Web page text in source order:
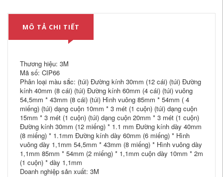
MÔ TẢ CHI TIẾT
Thương hiệu: 3M
Mã số: CIP66
Phân loại màu sắc: (túi) Đường kính 30mm (12 cái) (túi) Đường
kính 40mm (8 cái) (túi) Đường kính 60mm (4 cái) (túi) vuông
54,5mm * 43mm (8 cái) (túi) Hình vuông 85mm * 54mm ( 4
miếng) (túi) dạng cuộn 10mm * 3 mét (1 cuộn) (túi) dạng cuộn
15mm * 3 mét (1 cuộn) (túi) dạng cuộn 20mm * 3 mét (1 cuộn)
Đường kính 30mm (12 miếng) * 1.1 mm Đường kính dày 40mm
(8 miếng) * 1.1mm Đường kính dày 60mm (6 miếng) * Hình
vuông dày 1,1mm 54,5mm * 43mm (8 miếng) * Hình vuông dày
1,1mm 85mm * 54mm (2 miếng) * 1,1mm cuộn dày 10mm * 2m
(1 cuộn) * dày 1,1mm
Doanh nghiệp sản xuất: 3M